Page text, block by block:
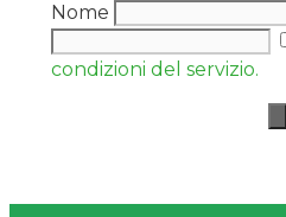
Nome
condizioni del servizio.